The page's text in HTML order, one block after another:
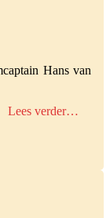
Hans van
Lees verder…